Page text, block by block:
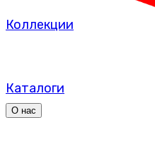
Коллекции
Каталоги
О нас